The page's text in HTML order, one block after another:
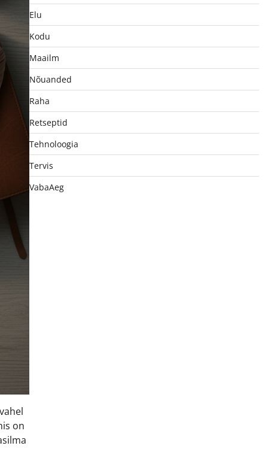
on
Elu
Kodu
Maailm
Nõuanded
Raha
Retseptid
Tehnoloogia
Tervis
VabaAeg